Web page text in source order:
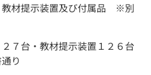
教材提示装置及び付属品 ※別
７台・教材提示装置１２６台
り